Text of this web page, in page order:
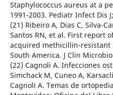
Staphylococcus aureus at a
1991-2003. Pediatr Infect Dis
(21) Ribeiro A, Dias C, Silva-
Santos RN, et al. First report
acquired methicillin-resistant
South America. J Clin
(22) Cagnoli A. Infecciones
Simchack M, Cuneo A,
Cagnoli A. Temas de